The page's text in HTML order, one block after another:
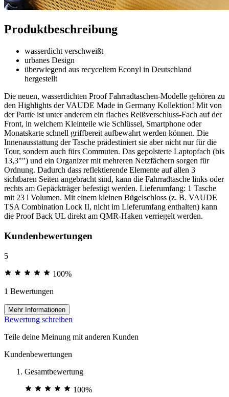
Produktbeschreibung
wasserdicht verschweißt
urbanes Design
überwiegend aus recyceltem Econyl in Deutschland
hergestellt
Die neuen, wasserdichten Proof Fahrradtaschen-Modelle gehören zu
den Highlights der VAUDE Made in Germany Kollektion! Mit von
der Partie ist unter anderem ein flaches Reißverschluss-Fach auf der
Front, in welchem Kleinteile wie Schlüssel, Smartphone oder
Monatskarte schnell griffbereit aufbewahrt werden können. Die
Innenausstattung der Tasche prädestiniert sie aber nicht nur für die
Tour, sondern auch fürs Commuten. Das gepolsterte Laptopfach (bis
13,3"") und ein Organizer mit mehreren Netzfächern sorgen für
Ordnung. Dadurch dass reflektierende Elemente auf allen 3
sichtbaren Seiten angebracht sind, kann die Fahrradtasche links oder
rechts am Gepäckträger befestigt werden. Lieferumfang: 1 Tasche
mit 23 l Volumen. Mit einem kleinen Bügelschloss (z. B. VAUDE
TSA Combination Lock II, nicht im Lieferumfang enthalten) kann
die Proof Back UL direkt am QMR-Haken verriegelt werden.
Kundenbewertungen
5
100%
1 Bewertungen
Mehr Informationen
Bewertung schreiben
Teile deine Meinung mit anderen Kunden
Kundenbewertungen
Gesamtbewertung
100%